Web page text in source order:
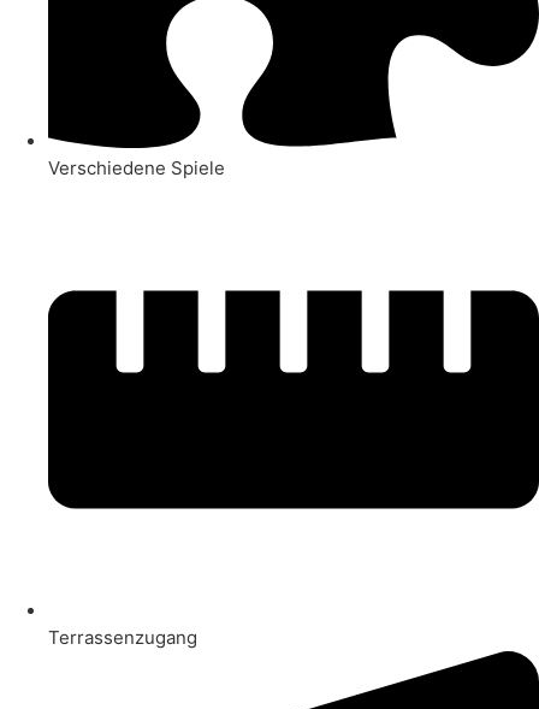
Verschiedene Spiele
Terrassenzugang